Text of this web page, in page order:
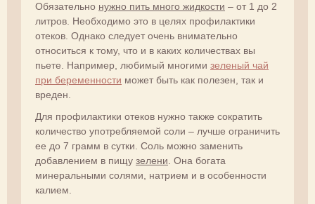
Обязательно нужно пить много жидкости – от 1 до 2
литров. Необходимо это в целях профилактики
отеков. Однако следует очень внимательно
относиться к тому, что и в каких количествах вы
пьете. Например, любимый многими зеленый чай
при беременности может быть как полезен, так и
вреден.
Для профилактики отеков нужно также сократить
количество употребляемой соли – лучше ограничить
ее до 7 грамм в сутки. Соль можно заменить
добавлением в пищу зелени . Она богата
минеральными солями, натрием и в особенности
калием.